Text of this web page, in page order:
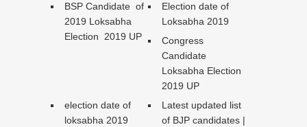
BSP Candidate of
2019 Loksabha
Election 2019 UP
Election date of
Loksabha 2019
Congress
Candidate
Loksabha Election
2019 UP
election date of
loksabha 2019
Latest updated list
of BJP candidates |